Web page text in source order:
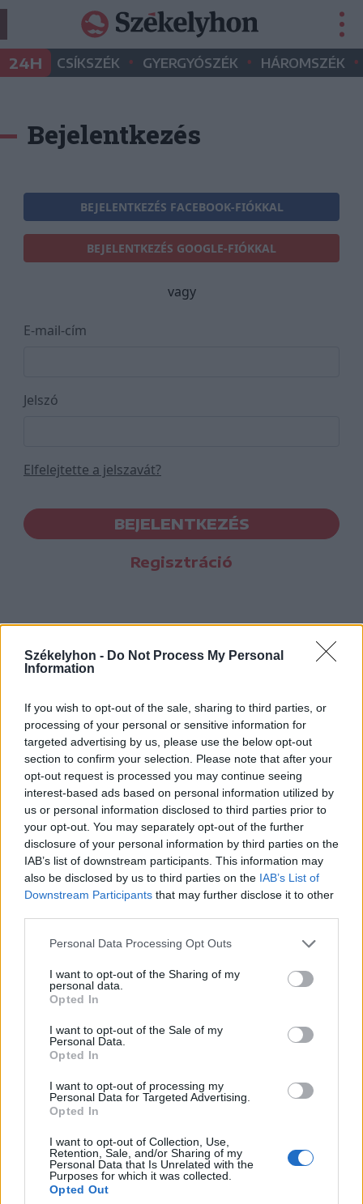
Székelyhon - Do Not Process My Personal
Information
If you wish to opt-out of the sale, sharing to third parties, or
processing of your personal or sensitive information for
targeted advertising by us, please use the below opt-out
section to confirm your selection. Please note that after your
opt-out request is processed you may continue seeing
interest-based ads based on personal information utilized by
us or personal information disclosed to third parties prior to
your opt-out. You may separately opt-out of the further
disclosure of your personal information by third parties on the
IAB’s list of downstream participants. This information may
also be disclosed by us to third parties on the IAB’s List of
Downstream Participants that may further disclose it to other
Personal Data Processing Opt Outs
I want to opt-out of the Sharing of my
personal data.
Opted In
I want to opt-out of the Sale of my
Personal Data.
Opted In
I want to opt-out of processing my
Personal Data for Targeted Advertising.
Opted In
I want to opt-out of Collection, Use,
Retention, Sale, and/or Sharing of my
Personal Data that Is Unrelated with the
Purposes for which it was collected.
Opted Out
24H CSÍKSZÉK • GYERGYÓSZÉK • HÁROMSZÉK •
Bejelentkezés
BEJELENTKEZÉS FACEBOOK-FIÓKKAL
BEJELENTKEZÉS GOOGLE-FIÓKKAL
vagy
E-mail-cím
Jelszó
Elfelejtette a jelszavát?
BEJELENTKEZÉS
Regisztráció
Hasznos
Impresszum
Szerzői jogok
Adatvédelmi tájékoztató
Cookie-kezelési tájékoztató
Hozzászólási szabályzat
Nyomtatott lapjaink archívuma
Székely Hírmondó archívuma
Sütibeállítások
Médiatér
Liget
Krónika
Bihari Napló